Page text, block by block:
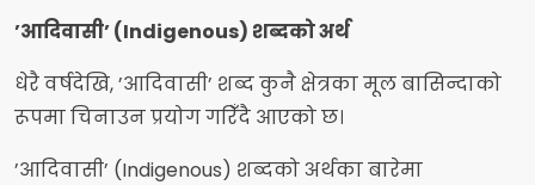
’आदिवासी’ (Indigenous) शब्दको अर्थ
धेरै वर्षदेखि, ’आदिवासी’ शब्द कुनै क्षेत्रका मूल बासिन्दाको
रूपमा चिनाउन प्रयोग गरिँदै आएको छ।
’आदिवासी’ (Indigenous) शब्दको अर्थका बारेमा